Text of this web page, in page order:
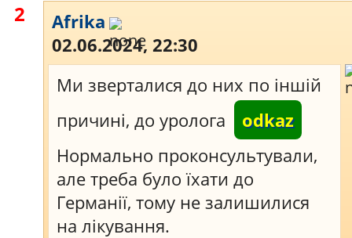
2
Afrika
02.06.2024, 22:30
Ми зверталися до них по іншій
причині, до уролога
odkaz
Нормально проконсультували,
але треба було їхати до
Германії, тому не залишилися
на лікування.